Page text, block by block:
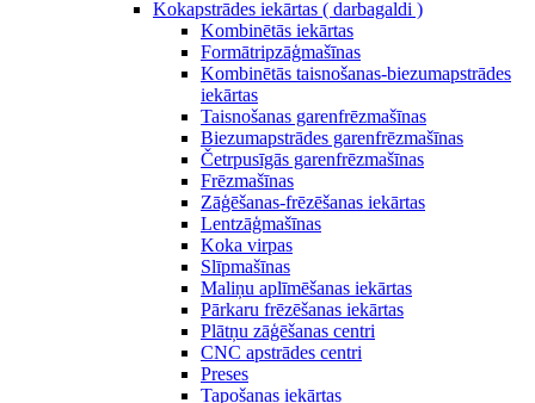
Kokapstrādes iekārtas ( darbagaldi )
Kombinētās iekārtas
Formātripzāģmašīnas
Kombinētās taisnošanas-biezumapstrādes
iekārtas
Taisnošanas garenfrēzmašīnas
Biezumapstrādes garenfrēzmašīnas
Četrpusīgās garenfrēzmašīnas
Frēzmašīnas
Zāģēšanas-frēzēšanas iekārtas
Lentzāģmašīnas
Koka virpas
Slīpmašīnas
Maliņu aplīmēšanas iekārtas
Pārkaru frēzēšanas iekārtas
Plātņu zāģēšanas centri
CNC apstrādes centri
Preses
Tapošanas iekārtas